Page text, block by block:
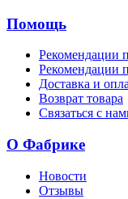
Помощь
Рекомендации
Рекомендации
Доставка и
Возврат товара
Связаться с
О Фабрике
Новости
Отзывы